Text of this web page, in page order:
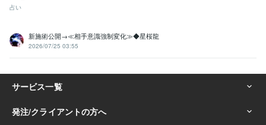
占い
新施術公開→≪相手意識強制変化≫◆星桜龍
2026/07/25 03:55